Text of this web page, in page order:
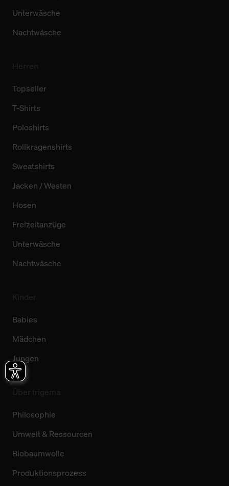
Unterwäsche
Nachtwäsche
Topseller
T-Shirts
Poloshirts
Rollkragenshirts
Sweatshirts
Jacken / Westen
Hosen
Freizeitanzüge
Unterwäsche
Nachtwäsche
Babies
Mädchen
Jungen
Philosophie
Umwelt & Ressourcen
Biobaumwolle
Produktionsprozess